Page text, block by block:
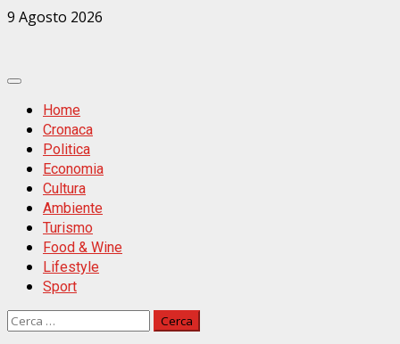
Zum
9 Agosto 2026
Primäres
MenüHome
Cronaca
Politica
Economia
Cultura
Ambiente
Turismo
Food & Wine
Lifestyle
Sport
Ricerca